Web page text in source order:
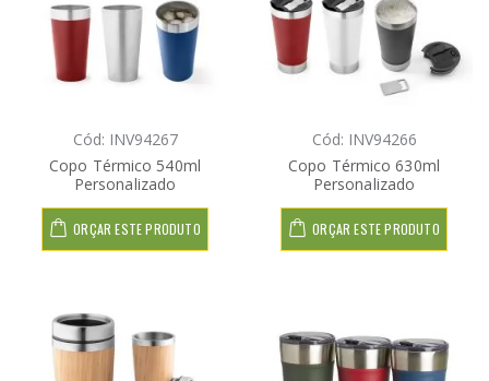
Cód: INV94267
Copo Térmico 540ml
Personalizado
ORÇAR ESTE PRODUTO
Cód: INV94266
Copo Térmico 630ml
Personalizado
ORÇAR ESTE PRODUTO